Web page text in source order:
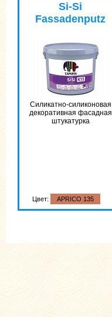
Si-Si
Fassadenputz
Силикатно-силиконовая
декоративная фасадная
штукатурка
Цвет: APRICO 135